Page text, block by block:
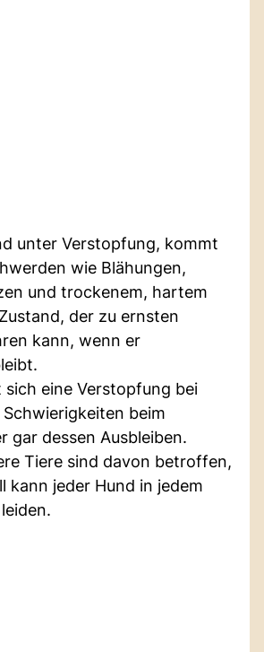
unter Verstopfung, kommt
wie Blähungen,
und trockenem, hartem
der zu ernsten
kann, wenn er
sich eine Verstopfung bei
beim
gar dessen Ausbleiben.
Tiere sind davon betroffen,
kann jeder Hund in jedem